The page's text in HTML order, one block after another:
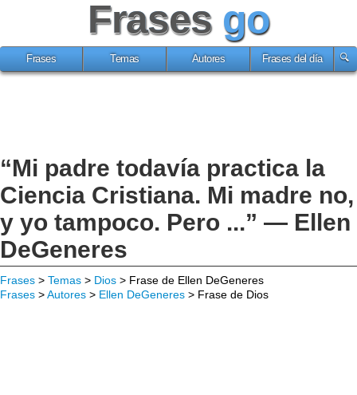
Frases go
Frases Temas Autores Frases del día
“Mi padre todavía practica la
Ciencia Cristiana. Mi madre no,
y yo tampoco. Pero ...” — Ellen
DeGeneres
Frases > Temas > Dios > Frase de Ellen DeGeneres
Frases >Autores > Ellen DeGeneres > Frase de Dios